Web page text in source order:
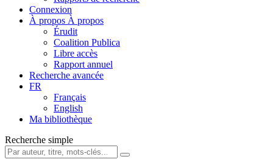
Connexion
À propos À propos
Érudit
Coalition Publica
Libre accès
Rapport annuel
Recherche avancée
FR
Français
English
Ma bibliothèque
Recherche simple